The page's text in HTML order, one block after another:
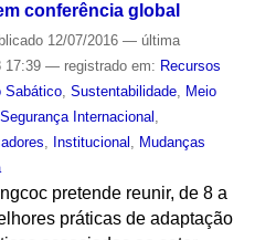
conferência global
12/07/2016 — última
17:39 — registrado em: Recursos
Sabático, Sustentabilidade, Meio
Segurança Internacional ,
, Institucional , Mudanças
pretende reunir, de 8 a
práticas de adaptação